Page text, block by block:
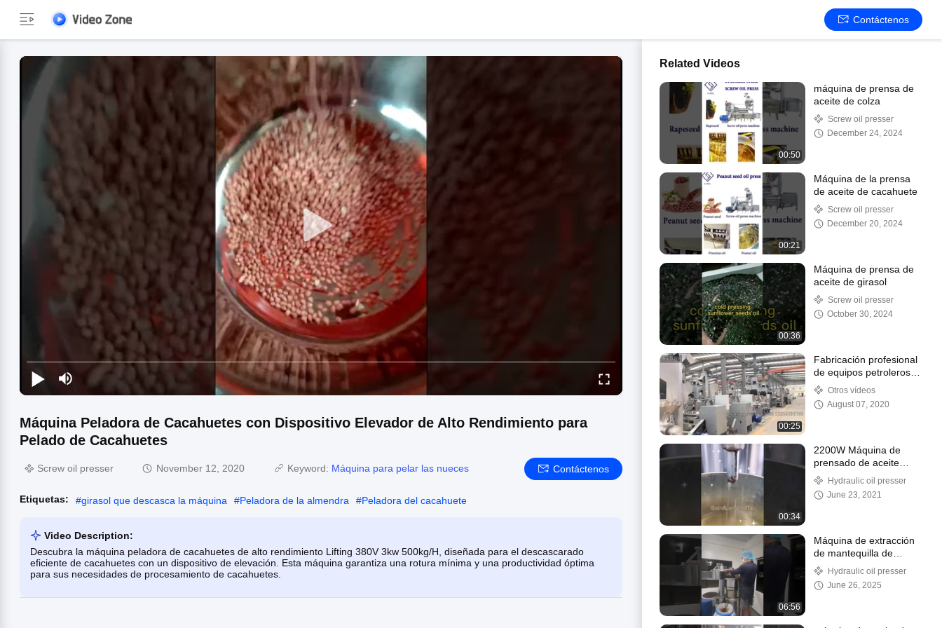
Contáctenos
Máquina Peladora de Cacahuetes con Dispositivo Elevador de Alto Rendimiento para
Pelado de Cacahuetes
Screw oil presser November 12, 2020 Keyword: Máquina para pelar las nueces Contáctenos
Etiquetas: #girasol que descasca la máquina #Peladora de la almendra #Peladora del cacahuete
Video Description:
Descubra la máquina peladora de cacahuetes de alto rendimiento Lifting 380V 3kw 500kg/H, diseñada para el descascarado
eficiente de cacahuetes con un dispositivo de elevación. Esta máquina garantiza una rotura mínima y una productividad óptima
para sus necesidades de procesamiento de cacahuetes.
Related Videos
00:50
máquina de prensa de
aceite de colza
Screw oil presser
December 24, 2024
00:21
Máquina de la prensa
de aceite de cacahuete
Screw oil presser
December 20, 2024
00:36
Máquina de prensa de
aceite de girasol
Screw oil presser
October 30, 2024
00:25
Fabricación profesional
de equipos petroleros
hnlewinOtros vídeos
August 07, 2020
00:34
2200W Máquina de
prensado de aceite
comercial Maquinaria
para hacer aceite de
nuez
Hydraulic oil presser
June 23, 2021
06:56
Máquina de extracción
de mantequilla de
cacaoHydraulic oil presser
June 26, 2025